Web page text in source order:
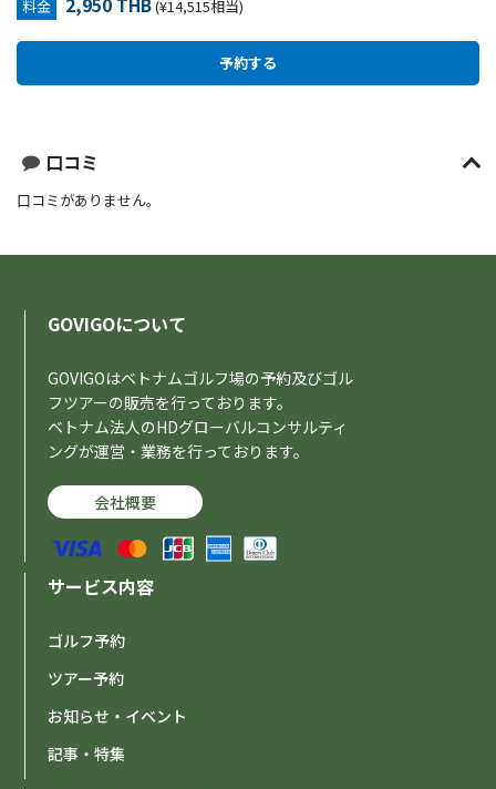
料金
(¥14,515相当)
口コミ
口コミがありません。
GOVIGOについて
GOVIGOはベトナムゴルフ場の予約及びゴル
フツアーの販売を行っております。
ベトナム法人のHDグローバルコンサルティ
ングが運営・業務を行っております。
会社概要
サービス内容
ゴルフ予約
ツアー予約
お知らせ・イベント
記事・特集